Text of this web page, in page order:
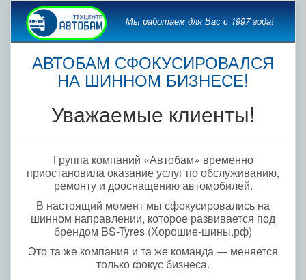
Мы работаем для Вас с 1997 года!
АВТОБАМ СФОКУСИРОВАЛСЯ
НА ШИННОМ БИЗНЕСЕ!
Уважаемые клиенты!
Группа компаний «Автобам» временно
приостановила оказание услуг по обслуживанию,
ремонту и дооснащению автомобилей.
В настоящий момент мы сфокусировались на
шинном направлении, которое развивается под
брендом BS-Tyres (Хорошие-шины.рф)
Это та же компания и та же команда — меняется
только фокус бизнеса.